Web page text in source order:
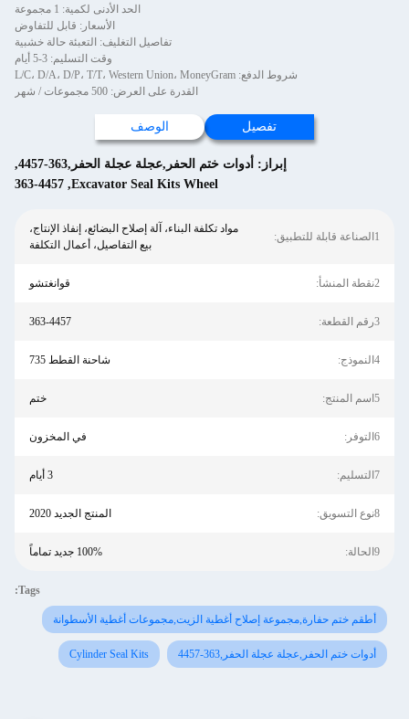
الحد الأدنى لكمية: 1 مجموعة
الأسعار: قابل للتفاوض
تفاصيل التغليف: التعبئة حالة خشبية
وقت التسليم: 3-5 أيام
شروط الدفع: L/C، D/A، D/P، T/T، Western Union، MoneyGram
القدرة على العرض: 500 مجموعات / شهر
تفصيل الوصف
إبراز: أدوات ختم الحفر,عجلة عجلة الحفر,363-4457
,
Excavator Seal Kits Wheel
,
363-4457
1الصناعة قابلة للتطبيق:
مواد تكلفة البناء، آلة إصلاح البضائع، إنفاذ الإنتاج،
بيع التفاصيل، أعمال التكلفة
2نقطة المنشأ: قوانغتشو
3رقم القطعة: 363-4457
4النموذج: شاحنة القطط 735
5اسم المنتج: ختم
6التوفر: في المخزون
7التسليم: 3 أيام
8نوع التسويق: المنتج الجديد 2020
9الحالة: 100% جديد تماماً
Tags:
أطقم ختم حفارة,مجموعة إصلاح أغطية الزيت,مجموعات أغطية الأسطوانة
أدوات ختم الحفر,عجلة عجلة الحفر,363-4457 Cylinder Seal Kits